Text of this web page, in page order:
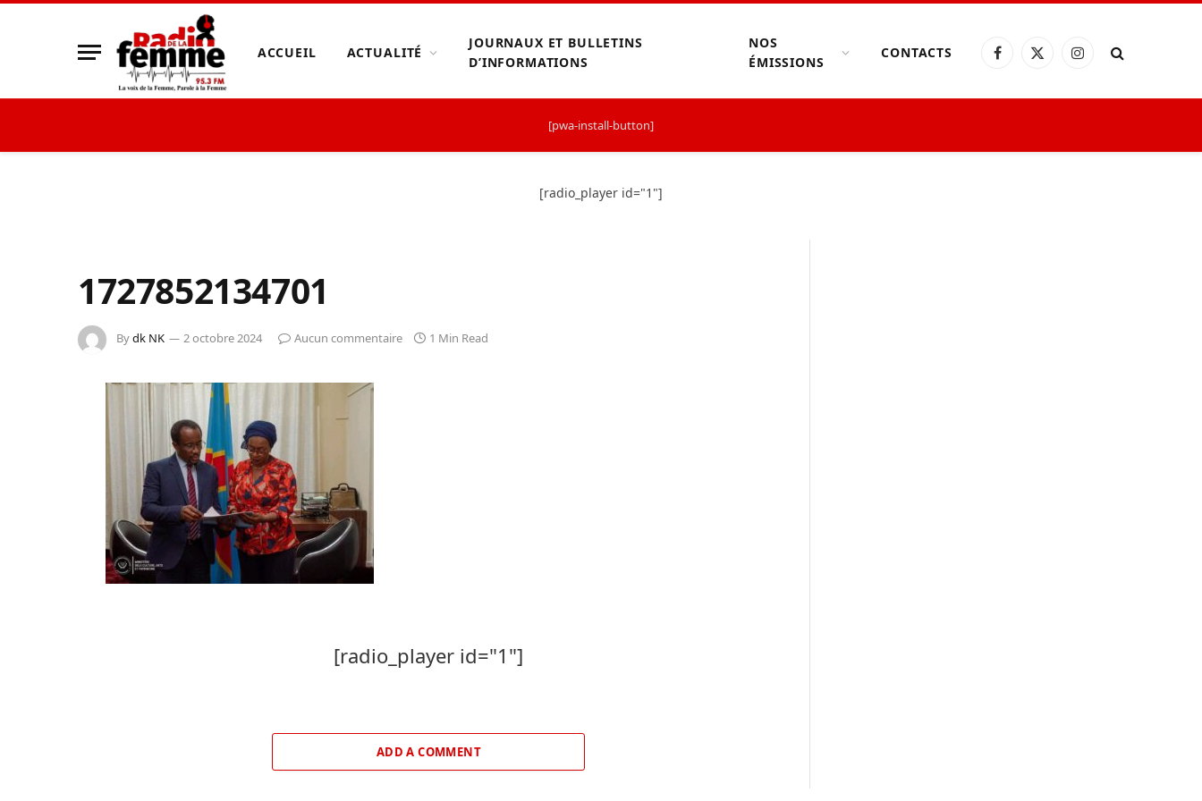
ACCUEIL ACTUALITÉ
JOURNAUX ET BULLETINS
D’INFORMATIONS
NOS
ÉMISSIONS
CONTACTS Facebook
X
Instagram
[pwa-install-button]
[radio_player id="1"]
1727852134701
Bydk NK 2 octobre 2024 Aucun commentaire 1 Min Read
[radio_player id="1"]
ADD A COMMENT